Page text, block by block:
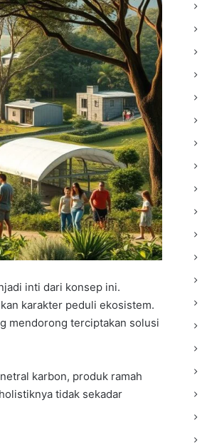
inti dari konsep ini.
karakter peduli ekosistem.
mendorong terciptakan solusi
karbon, produk ramah
tidak sekadar